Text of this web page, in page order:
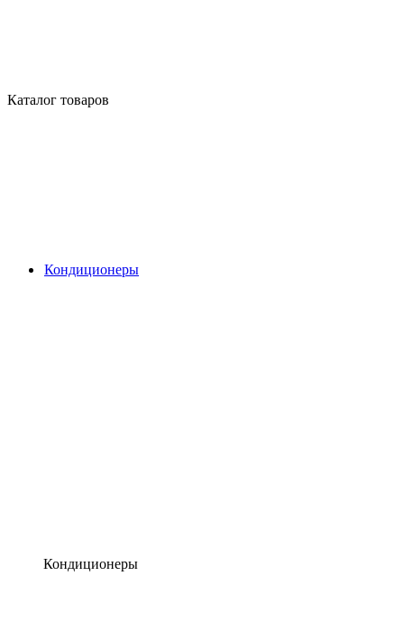
Каталог товаров
Кондиционеры
Кондиционеры